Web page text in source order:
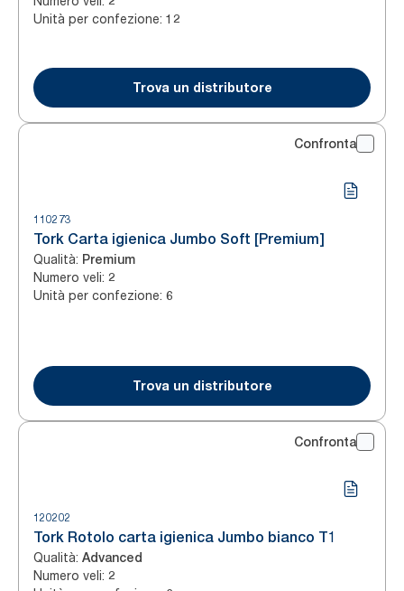
Unità per confezione: 12
Trova un distributore
Confronta
110273
Tork Carta igienica Jumbo Soft [Premium]
Qualità: Premium
Numero veli: 2
Unità per confezione: 6
Trova un distributore
Confronta
120202
Tork Rotolo carta igienica Jumbo bianco T1
Qualità: Advanced
Numero veli: 2